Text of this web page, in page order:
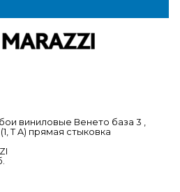
виниловые Венето база 3 ,
Т A) прямая стыковка